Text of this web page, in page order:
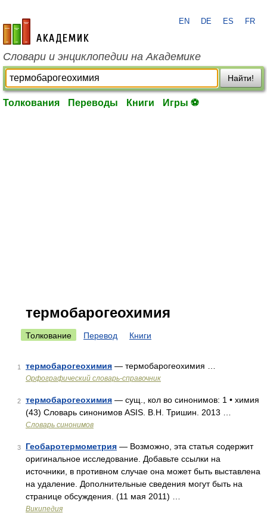
academic.ru
EN DE ES FR
Словари и энциклопедии на Академике
Найти!
Толкования Переводы Книги Игры ⚽
термобарогеохимия
Толкование Перевод Книги
1 термобарогеохимия — термобарогеохимия …
Орфографический словарь-справочник
2 термобарогеохимия — сущ., кол во синонимов: 1 • химия
(43) Словарь синонимов ASIS. В.Н. Тришин. 2013 …
Словарь синонимов
3 Геобаротермометрия — Возможно, эта статья содержит
оригинальное исследование. Добавьте ссылки на
источники, в противном случае она может быть выставлена
на удаление. Дополнительные сведения могут быть на
странице обсуждения. (11 мая 2011) …
Википедия